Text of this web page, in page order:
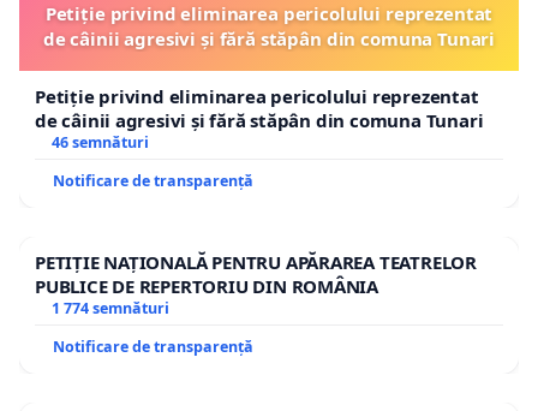
Petiție privind eliminarea pericolului reprezentat
de câinii agresivi și fără stăpân din comuna Tunari
Petiție privind eliminarea pericolului reprezentat
de câinii agresivi și fără stăpân din comuna Tunari
46 semnături
Notificare de transparență
PETIȚIE NAȚIONALĂ PENTRU APĂRAREA TEATRELOR
PUBLICE DE REPERTORIU DIN ROMÂNIA
1 774 semnături
Notificare de transparență